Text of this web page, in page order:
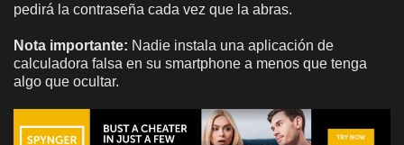
pedirá la contraseña cada vez que la abras.
Nota importante: Nadie instala una aplicación de
calculadora falsa en su smartphone a menos que tenga
algo que ocultar.